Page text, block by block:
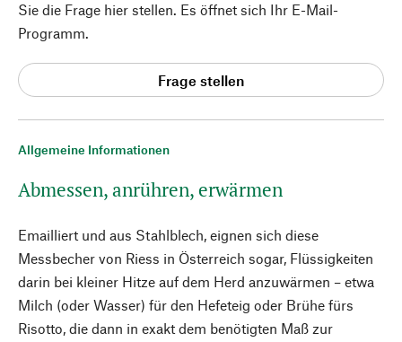
Allgemeine Informationen
Abmessen, anrühren, erwärmen
Emailliert und aus Stahlblech, eignen sich diese
Messbecher von Riess in Österreich sogar, Flüssigkeiten
darin bei kleiner Hitze auf dem Herd anzuwärmen – etwa
Milch (oder Wasser) für den Hefeteig oder Brühe fürs
Risotto, die dann in exakt dem benötigten Maß zur
Sie die Frage hier stellen. Es öffnet sich Ihr E-Mail-
Programm.
Frage stellen